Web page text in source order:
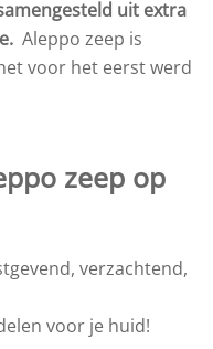
uit extra
Aleppo zeep is
voor het eerst werd
zeep op
verzachtend,
voor je huid!